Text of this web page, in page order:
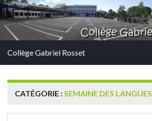
Collège Gabriel Rosset
CATÉGORIE :SEMAINE DES LANGUES
Panneau de gestion des cookies